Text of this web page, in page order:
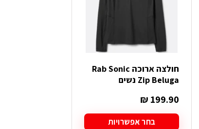
האפשרויות
בעמוד
המוצר
חולצה ארוכה Rab Sonic
Zip Beluga נשים
₪ 199.90
בחר אפשרויות